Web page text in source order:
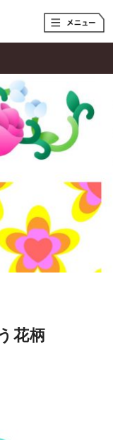
t
o
e
a
v
i
g
a
n
花柄